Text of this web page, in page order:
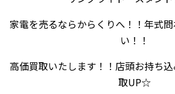
家電を売るならからくりへ！！年式
い！！
高価買取いたします！！店頭お持ち
取UP☆